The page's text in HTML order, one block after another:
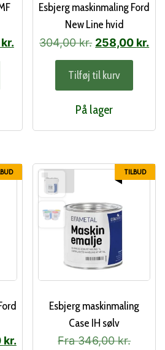
kr.Den
Esbjerg maskinmaling Ford
New Line hvid
304,00kr. Den
oprindelige
pris
var:
304,00 kr..
258,00 kr.
Tilføj til kurv
På lager
kr.Den
TILBUD
Esbjerg maskinmaling
Case IH sølv
Fra346,00kr.